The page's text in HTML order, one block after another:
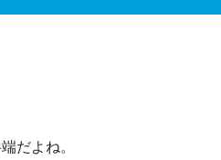
だよね。